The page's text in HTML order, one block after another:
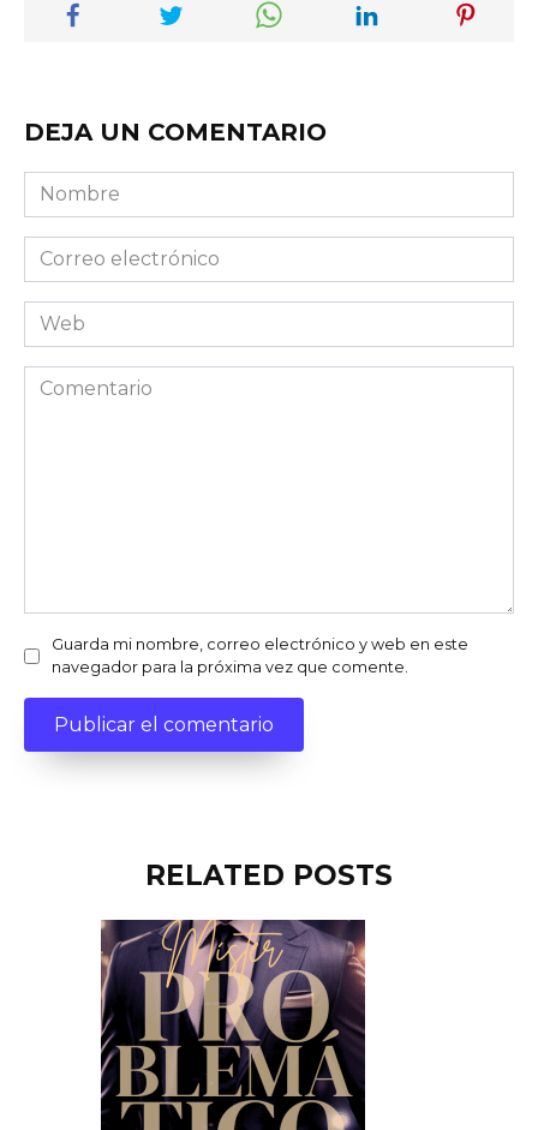
DEJA UN COMENTARIO
Nombre
Correo
electrónico
Web
Comentario
Guarda mi nombre, correo electrónico y web en este
navegador para la próxima vez que comente.
RELATED POSTS